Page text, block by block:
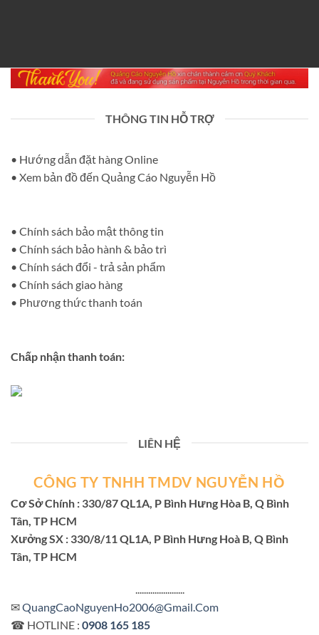
THÔNG TIN HỖ TRỢ
• Hướng dẫn đặt hàng Online
• Xem bản đồ đến Quảng Cáo Nguyễn Hồ
• Chính sách bảo mật thông tin
• Chính sách bảo hành & bảo trì
• Chính sách đổi - trả sản phẩm
• Chính sách giao hàng
• Phương thức thanh toán
Chấp nhận thanh toán:
LIÊN HỆ
CÔNG TY TNHH TMDV NGUYỄN HỒ
Cơ Sở Chính : 330/87 QL1A, P Bình Hưng Hòa B, Q Bình
Tân, TP HCM
Xưởng SX : 330/8/11 QL1A, P Bình Hưng Hoà B, Q Bình
Tân, TP HCM
.......................
✉QuangCaoNguyenHo2006@Gmail.Com
☎ HOTLINE : 0908 165 185